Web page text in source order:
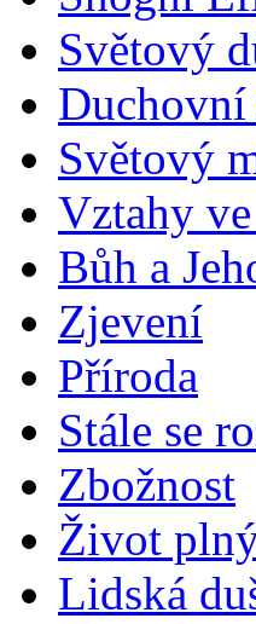
Světový
Světový
Vztahy
Bůh a
Zjevení
Příroda
Stále se
Zbožnost
Život
Lidská